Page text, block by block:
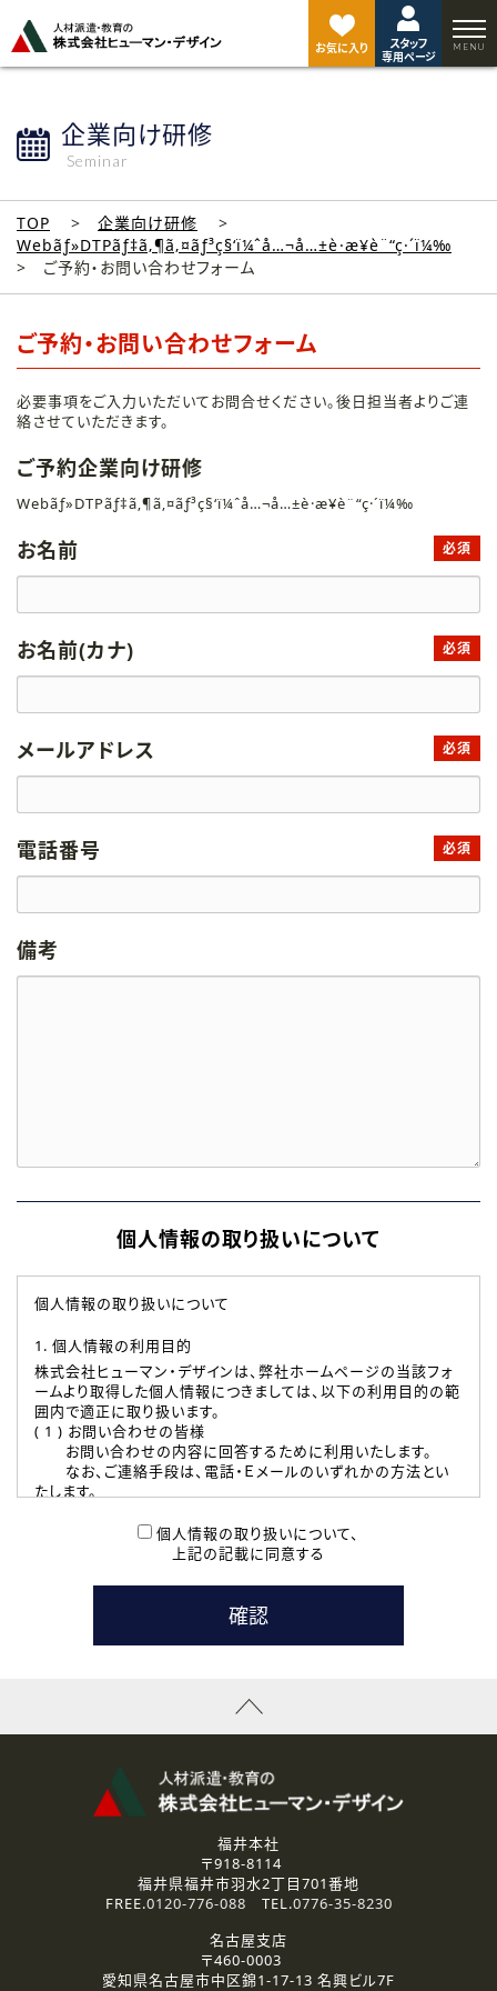
お気に入り
スタッフ
専用ページ
企業向け研修
Seminar
TOP
企業向け研修
Webãƒ»DTPãƒ‡ã‚¶ã‚¤ãƒ³ç§‘ï¼ˆå…¬å…±è·æ¥­è¨“ç·´ï¼‰
ご予約・お問い合わせフォーム
ご予約・お問い合わせフォーム
必要事項をご入力いただいてお問合せください。後日担当者よりご連
絡させていただきます。
ご予約企業向け研修
Webãƒ»DTPãƒ‡ã‚¶ã‚¤ãƒ³ç§‘ï¼ˆå…¬å…±è·æ¥­è¨“ç·´ï¼‰
お名前 必須
お名前(カナ) 必須
メールアドレス 必須
電話番号 必須
備考
個人情報の取り扱いについて
個人情報の取り扱いについて
1. 個人情報の利用目的
株式会社ヒューマン・デザインは、弊社ホームページの当該フォ
ームより取得した個人情報につきましては、以下の利用目的の範
囲内で適正に取り扱います。
( 1 ) お問い合わせの皆様
お問い合わせの内容に回答するために利用いたします。
なお、ご連絡手段は、電話・Ｅメールのいずれかの方法とい
たします。
本登録に関するご連絡および本登録時の参考情報として利
たします。
( 3 ) スタッフ派遣を検討されている企業の皆様
お問い合わせの内容に回答するために利用いたします。
なお、ご連絡手段は、電話・Ｅメールのいずれかの方法とい
資料送付、受講相談に関するご連絡のために利用いたしま
その他、お問い合わせの内容に回答するために利用いたし
なお、ご連絡手段は、電話・Ｅメールのいずれかの方法とい
2.個人情報の第三者提供
ご提供いただいた個人情報は、法令等の規定に従う場合を除き、
3.個人情報の取り扱いの委託
弊社の定める個人情報保護の評価基準を満たした委託先に、個
個人情報の取り扱いについて、
上記の記載に同意する
ジ
ト
福井本社
〒918-8114
福井県福井市羽水2丁目701番地
FREE.0120-776-088 TEL.0776-35-8230
名古屋支店
〒460-0003
愛知県名古屋市中区錦1-17-13 名興ビル7F